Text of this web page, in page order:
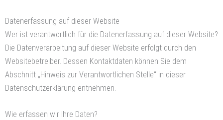
Datenerfassung auf dieser Website
Wer ist verantwortlich für die Datenerfassung auf dieser Website?
Die Datenverarbeitung auf dieser Website erfolgt durch den
Websitebetreiber. Dessen Kontaktdaten können Sie dem
Abschnitt „Hinweis zur Verantwortlichen Stelle“ in dieser
Datenschutzerklärung entnehmen.
Wie erfassen wir Ihre Daten?